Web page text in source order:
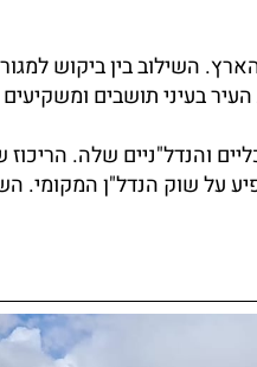
השילוב בין ביקוש
בעיני תושבים
והנדל"ניים שלה. הריכוז
על שוק הנדל"ן המקומי.